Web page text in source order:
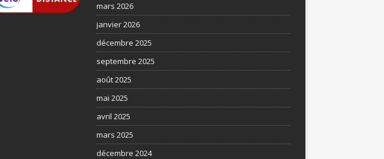
mars 2026
janvier 2026
décembre 2025
septembre 2025
août 2025
mai 2025
avril 2025
mars 2025
décembre 2024